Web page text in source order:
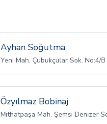
Ayhan Soğutma
Yeni Mah. Çubukçular Sok. No:4/
Özyılmaz Bobinaj
Mithatpaşa Mah. Şemsi Denizer